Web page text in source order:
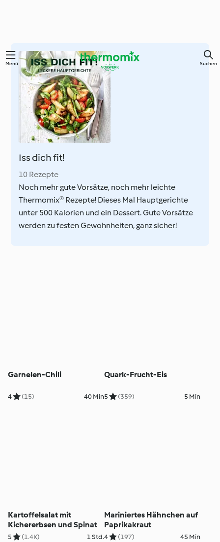
Springe
Hauptinhalt
Menü Suchen
Iss dich fit!
10 Rezepte
Noch mehr gute Vorsätze, noch mehr leichte
Thermomix® Rezepte! Dieses Mal Hauptgerichte
unter 500 Kalorien und ein Dessert. Gute Vorsätze
werden zu festen Gewohnheiten, ganz sicher!
Garnelen-Chili
4 (15) 40 Min
Quark-Frucht-Eis
5 (359) 5 Min
Kartoffelsalat mit
Kichererbsen und Spinat
5 (1.4K) 1 Std.
Mariniertes Hähnchen auf
Paprikakraut
4 (197) 45 Min